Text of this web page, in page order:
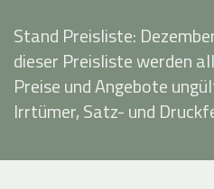
Stand Preisliste:
dieser Preisliste werden
Preise und Angebote
Irrtümer, Satz- und